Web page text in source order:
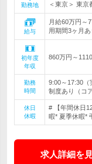
勤務地
＜東京＞ 東京
給与
月給60万円～
用期間3ヶ月あ
初年度
年収
860万円～
勤務
時間
9:00～17:30
制度あり（コ
休日
休暇
# 【年間休日
暇* 夏季休暇*
求人詳細を